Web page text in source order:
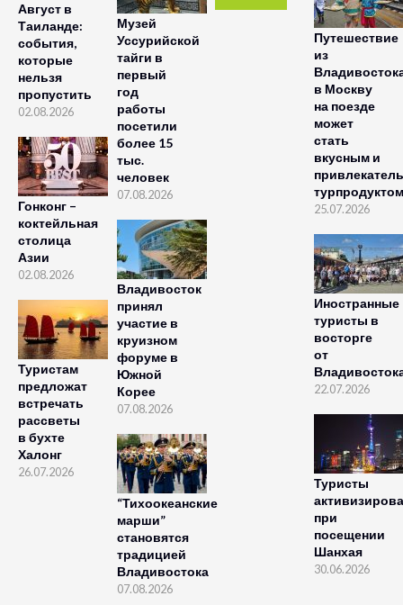
Август в
Таиланде:
события,
которые
нельзя
пропустить
02.08.2026
Гонконг –
коктейльная
столица
Азии
02.08.2026
Туристам
предложат
встречать
рассветы
в бухте
Халонг
26.07.2026
Музей
Уссурийской
тайги в
первый
год
работы
посетили
более 15
тыс.
человек
07.08.2026
Владивосток
принял
участие в
круизном
форуме в
Южной
Корее
07.08.2026
“Тихоокеанские
марши”
становятся
традицией
Владивостока
07.08.2026
Путешествие
из
в Москву
на поезде
может
стать
вкусным и
турпродуктом
25.07.2026
Иностранные
туристы в
восторге
от
22.07.2026
Туристы
при
посещении
Шанхая
30.06.2026